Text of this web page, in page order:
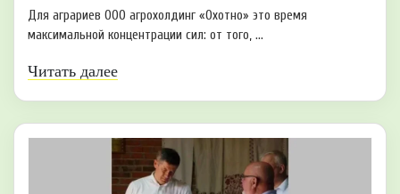
Для аграриев ООО агрохолдинг «Охотно» это время
максимальной концентрации сил: от того, ...
Читать далее